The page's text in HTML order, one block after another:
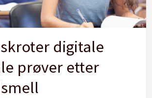
digitale
prøver etter